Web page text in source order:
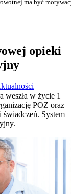
ma być
opieki
weszła w życie 1
POZ oraz
świadczeń. System